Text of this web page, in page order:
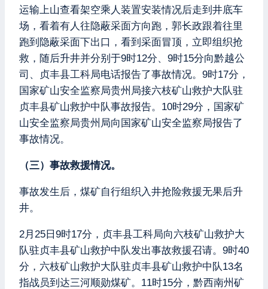
运输上山查看架空乘人装置安装情况后走到井底车
场，看着有人往隐蔽采面方向跑，郭长政跟着往里
跑到隐蔽采面下出口，看到采面冒顶，立即组织抢
救，随后升井并分别于9时12分、9时15分向黔越公
司、贞丰县工科局电话报告了事故情况。9时17分，
国家矿山安全监察局贵州局接六枝矿山救护大队驻
贞丰县矿山救护中队事故报告。10时29分，国家矿
山安全监察局贵州局向国家矿山安全监察局报告了
事故情况。
（三）事故救援情况。
事故发生后，煤矿自行组织入井抢险救援无果后升
井。
2月25日9时17分，贞丰县工科局向六枝矿山救护大
队驻贞丰县矿山救护中队发出事故救援召请。9时40
分，六枝矿山救护大队驻贞丰县矿山救护中队13名
指战员到达三河顺勋煤矿。11时15分，黔西南州矿